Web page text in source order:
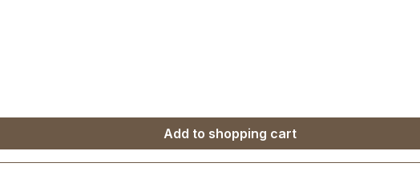
Add to shopping cart